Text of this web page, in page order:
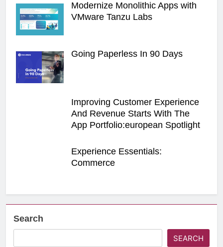
Modernize Monolithic Apps with
VMware Tanzu Labs
Going Paperless In 90 Days
Improving Customer Experience
And Revenue Starts With The
App Portfolio:european Spotlight
Experience Essentials:
Commerce
Search
SEARCH